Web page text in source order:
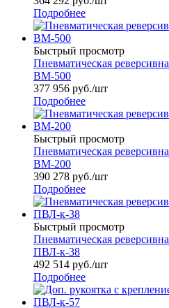
Подробнее
Быстрый просмотр
Пневматическая
ВМ-500
377 956 руб./шт
Подробнее
Быстрый просмотр
Пневматическая
ВМ-200
390 278 руб./шт
Подробнее
Быстрый просмотр
Пневматическая
ПВЛ-к-38
492 514 руб./шт
Подробнее